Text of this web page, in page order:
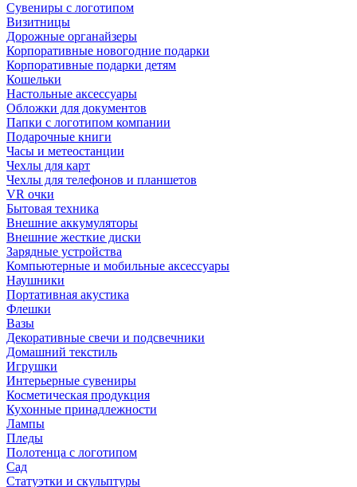
Сувениры с логотипом
Визитницы
Дорожные органайзеры
Корпоративные новогодние подарки
Корпоративные подарки детям
Кошельки
Настольные аксессуары
Обложки для документов
Папки с логотипом компании
Подарочные книги
Часы и метеостанции
Чехлы для карт
Чехлы для телефонов и планшетов
VR очки
Бытовая техника
Внешние аккумуляторы
Внешние жесткие диски
Зарядные устройства
Компьютерные и мобильные аксессуары
Наушники
Портативная акустика
Флешки
Вазы
Декоративные свечи и подсвечники
Домашний текстиль
Игрушки
Интерьерные сувениры
Косметическая продукция
Кухонные принадлежности
Лампы
Пледы
Полотенца с логотипом
Сад
Статуэтки и скульптуры